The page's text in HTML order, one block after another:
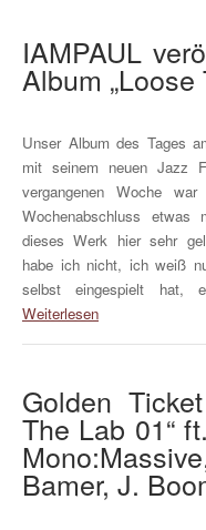
IAMPAUL
Album
Unser Album des Tages
mit seinem neuen Jazz
vergangenen Woche
Wochenabschluss
dieses Werk hier sehr
habe ich nicht, ich weiß
selbst eingespielt hat,
Weiterlesen
Golden
The Lab 01“
Bamer, J.